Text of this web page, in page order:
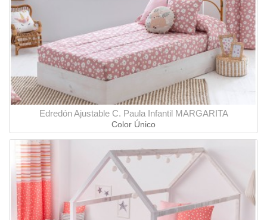
Edredón Ajustable C. Paula Infantil MARGARITA
Color Único